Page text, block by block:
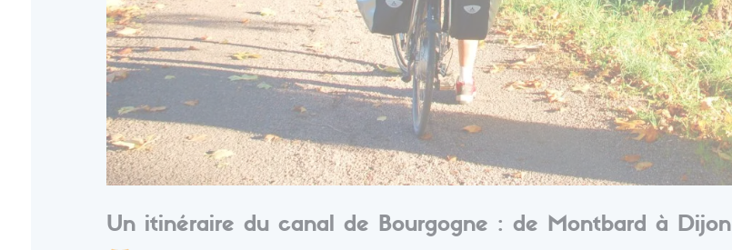
Un itinéraire du canal de Bourgogne : de Montbard à Dijon